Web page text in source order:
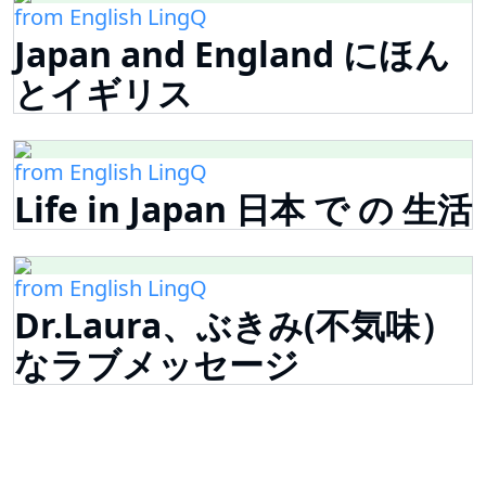
from English LingQ
Japan and England にほん
とイギリス
from English LingQ
Life in Japan 日本 で の 生活
from English LingQ
Dr.Laura、ぶきみ(不気味）
なラブメッセージ